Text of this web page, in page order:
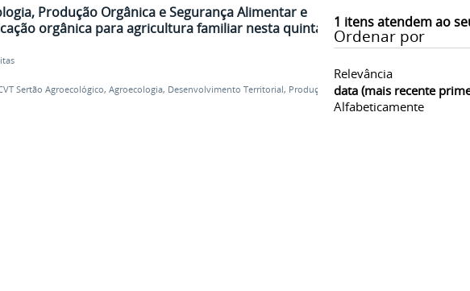
1 itens atendem ao
Ordenar por
Relevância
data (mais recente
Alfabeticamente
Produção Orgânica e Segurança Alimentar e
orgânica para agricultura familiar nesta quinta-
Sertão Agroecológico, Agroecologia, Desenvolvimento Territorial, Produção